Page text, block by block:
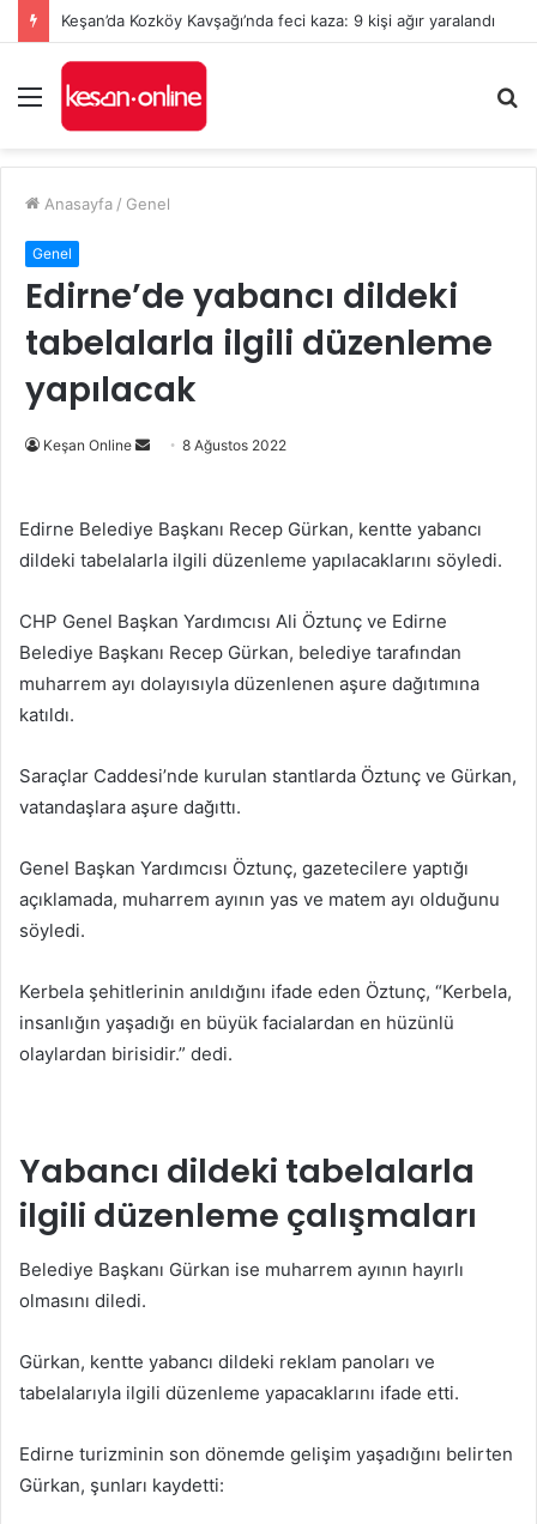
Keşan’da Kozköy Kavşağı’nda feci kaza: 9 kişi ağır yaralandı
Menü
...
Anasayfa / Genel
Genel
Edirne’de yabancı dildeki
tabelalarla ilgili düzenleme
yapılacak
Keşan Online
Bir
göndermek
8 Ağustos 2022
Edirne Belediye Başkanı Recep Gürkan, kentte yabancı
dildeki tabelalarla ilgili düzenleme yapılacaklarını söyledi.
CHP Genel Başkan Yardımcısı Ali Öztunç ve Edirne
Belediye Başkanı Recep Gürkan, belediye tarafından
muharrem ayı dolayısıyla düzenlenen aşure dağıtımına
katıldı.
Saraçlar Caddesi’nde kurulan stantlarda Öztunç ve Gürkan,
vatandaşlara aşure dağıttı.
Genel Başkan Yardımcısı Öztunç, gazetecilere yaptığı
açıklamada, muharrem ayının yas ve matem ayı olduğunu
söyledi.
Kerbela şehitlerinin anıldığını ifade eden Öztunç, “Kerbela,
insanlığın yaşadığı en büyük facialardan en hüzünlü
olaylardan birisidir.” dedi.
Yabancı dildeki tabelalarla
ilgili düzenleme çalışmaları
Belediye Başkanı Gürkan ise muharrem ayının hayırlı
olmasını diledi.
Gürkan, kentte yabancı dildeki reklam panoları ve
tabelalarıyla ilgili düzenleme yapacaklarını ifade etti.
Edirne turizminin son dönemde gelişim yaşadığını belirten
Gürkan, şunları kaydetti: